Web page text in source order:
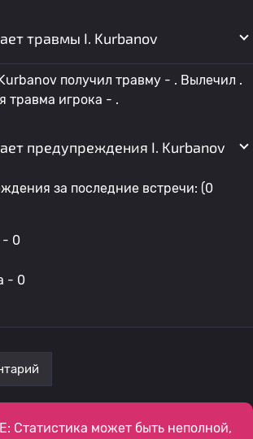
травмы I. Kurbanov
получил травму - . Вылечил .
травма игрока - .
предупреждения I. Kurbanov
за последние встречи: (0
- 0
- 0
Статистика может быть неполной,